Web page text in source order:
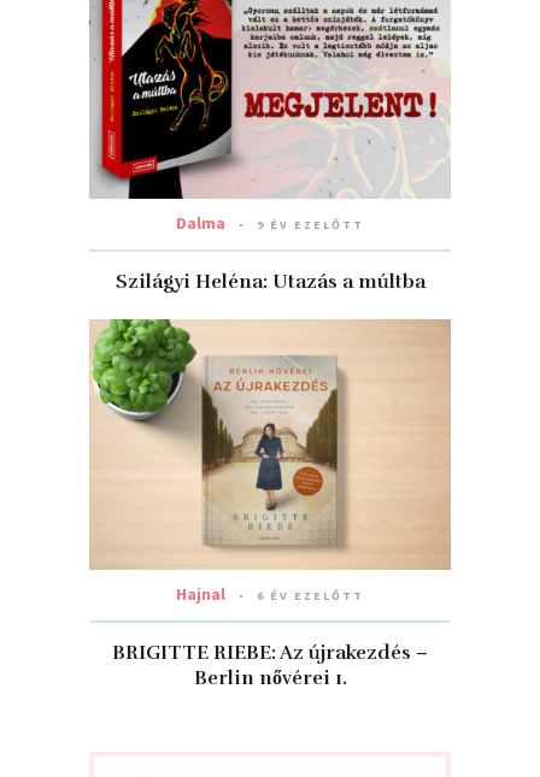
Dalma 9 ÉV EZELŐTT
Szilágyi Heléna: Utazás ​a múltba
Hajnal 6 ÉV EZELŐTT
BRIGITTE RIEBE: Az újrakezdés –
Berlin nővérei 1.